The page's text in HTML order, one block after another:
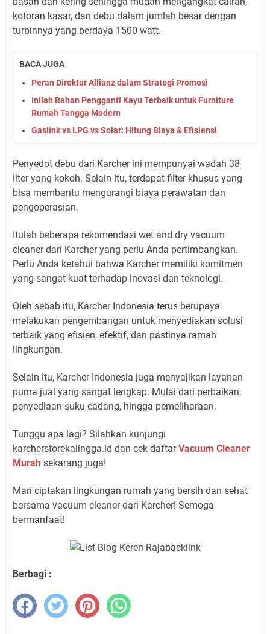
kotoran kasar, dan debu dalam jumlah besar dengan
turbinnya yang berdaya 1500 watt.
BACA JUGA
Peran Direktur Allianz dalam Strategi Promosi
Inilah Bahan Pengganti Kayu Terbaik untuk Furniture
Rumah Tangga Modern
Gaslink vs LPG vs Solar: Hitung Biaya & Efisiensi
Penyedot debu dari Karcher ini mempunyai wadah 38
liter yang kokoh. Selain itu, terdapat filter khusus yang
bisa membantu mengurangi biaya perawatan dan
pengoperasian.
Itulah beberapa rekomendasi wet and dry vacuum
cleaner dari Karcher yang perlu Anda pertimbangkan.
Perlu Anda ketahui bahwa Karcher memiliki komitmen
yang sangat kuat terhadap inovasi dan teknologi.
Oleh sebab itu, Karcher Indonesia terus berupaya
melakukan pengembangan untuk menyediakan solusi
terbaik yang efisien, efektif, dan pastinya ramah
lingkungan.
Selain itu, Karcher Indonesia juga menyajikan layanan
purna jual yang sangat lengkap. Mulai dari perbaikan,
penyediaan suku cadang, hingga pemeliharaan.
Tunggu apa lagi? Silahkan kunjungi
karcherstorekalingga.id dan cek daftarVacuum Cleaner
Murah sekarang juga!
Mari ciptakan lingkungan rumah yang bersih dan sehat
bersama vacuum cleaner dari Karcher! Semoga
bermanfaat!
Berbagi :